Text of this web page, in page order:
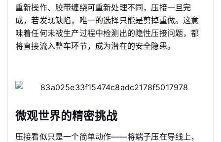
重新操作、胶带缠绕可重新处理不同，压接一旦完
成，若发现缺陷，唯一的选择只能是剪掉重做。这意
味着任何未被生产过程中检测出的隐性压接问题，都
将直接流入整车环节，成为潜在的安全隐患。
微观世界的精密挑战
压接看似只是一个简单动作——将端子压在导线上，